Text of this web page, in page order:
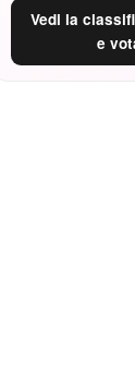
Vedi la
e